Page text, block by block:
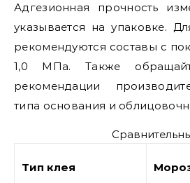
Адгезионная прочность
указывается на упаковке.
рекомендуются составы с
1,0 МПа. Также
рекомендации
типа основания и
Тип клея